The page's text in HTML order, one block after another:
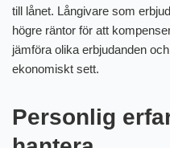
till lånet. Långivare som
högre räntor för att
jämföra olika erbjudanden
ekonomiskt sett.
Personlig